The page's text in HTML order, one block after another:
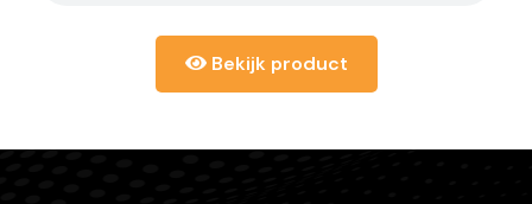
Bekijk product